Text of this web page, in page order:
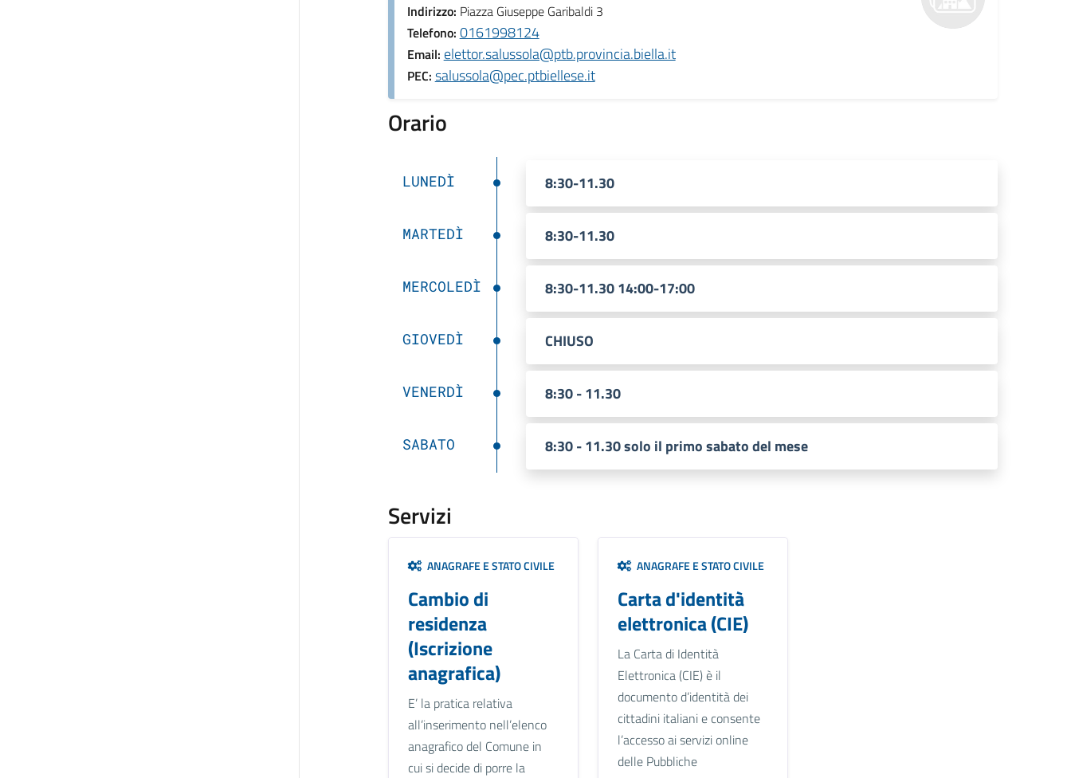
Indirizzo: Piazza Giuseppe Garibaldi 3
Telefono: 0161998124
Email: elettor.salussola@ptb.provincia.biella.it
PEC: salussola@pec.ptbiellese.it
Orario
LUNEDÌ 8:30-11.30
MARTEDÌ 8:30-11.30
MERCOLEDÌ 8:30-11.30 14:00-17:00
GIOVEDÌ CHIUSO
VENERDÌ 8:30 - 11.30
SABATO 8:30 - 11.30 solo il primo sabato del mese
Servizi
ANAGRAFE E STATO CIVILE
Cambio di
residenza
(Iscrizione
anagrafica)
E’ la pratica relativa
all’inserimento nell’elenco
anagrafico del Comune in
cui si decide di porre la
ANAGRAFE E STATO CIVILE
Carta d'identità
elettronica (CIE)
La Carta di Identità
Elettronica (CIE) è il
documento d’identità dei
cittadini italiani e consente
l’accesso ai servizi online
delle Pubbliche